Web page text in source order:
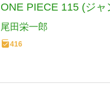
ONE PIECE 115 (ジャ
尾田栄一郎
416